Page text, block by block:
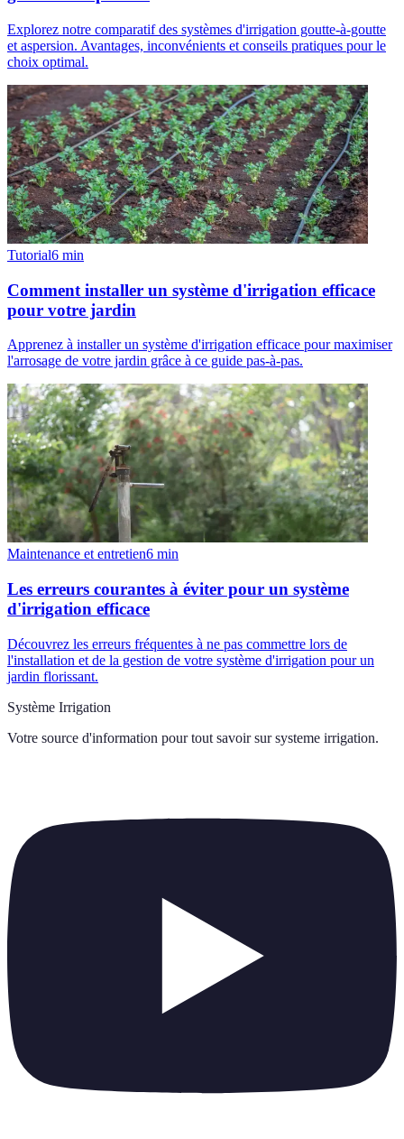
Explorez notre comparatif des systèmes d'irrigation goutte-à-goutte
et aspersion. Avantages, inconvénients et conseils pratiques pour le
choix optimal.
Tutorial6 min
Comment installer un système d'irrigation efficace
pour votre jardin
Apprenez à installer un système d'irrigation efficace pour maximiser
l'arrosage de votre jardin grâce à ce guide pas-à-pas.
Maintenance et entretien6 min
Les erreurs courantes à éviter pour un système
d'irrigation efficace
Découvrez les erreurs fréquentes à ne pas commettre lors de
l'installation et de la gestion de votre système d'irrigation pour un
jardin florissant.
Système Irrigation
Votre source d'information pour tout savoir sur systeme irrigation.